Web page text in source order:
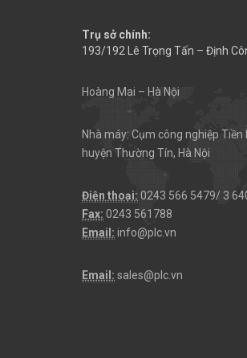
Trụ sở chính:
193/192 Lê Trọng Tấn – Định
Hoàng Mai – Hà Nội
Nhà máy: Cụm công nghiệp Tiền
huyện Thường Tín, Hà Nội
Điện thoại: 0243 566 5479/ 3
Fax: 0243 561788
Email: info@plc.vn
Email: sales@plc.vn